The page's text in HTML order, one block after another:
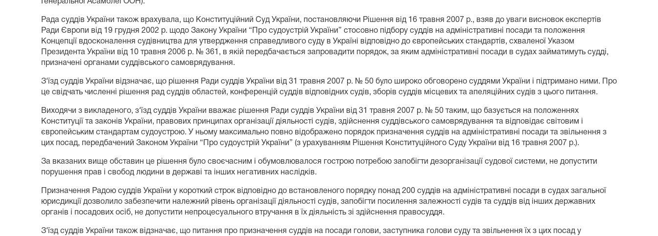
Генеральної Асамблеї ООН).
Рада суддів України також врахувала, що Конституційний Суд України, постановляючи Рішення від 16 травня 2007 р., взяв до уваги висновок експертів
Ради Європи від 19 грудня 2002 р. щодо Закону України “Про судоустрій України” стосовно підбору суддів на адміністративні посади та положення
Концепції вдосконалення судівництва для утвердження справедливого суду в Україні відповідно до європейських стандартів, схваленої Указом
Президента України від 10 травня 2006 р. № 361, в якій передбачається запровадити порядок, за яким адміністративні посади в судах займатимуть судді,
призначені органами суддівського самоврядування.
З‘їзд суддів України відзначає, що рішення Ради суддів України від 31 травня 2007 р. № 50 було широко обговорено суддями України і підтримано ними. Про
це свідчать численні рішення рад суддів областей, конференцій суддів відповідних судів, зборів суддів місцевих та апеляційних судів з цього питання.
Виходячи з викладеного, з‘їзд суддів України вважає рішення Ради суддів України від 31 травня 2007 р. № 50 таким, що базується на положеннях
Конституції та законів України, правових принципах організації діяльності судів, здійснення суддівського самоврядування та відповідає світовим і
європейським стандартам судоустрою. У ньому максимально повно відображено порядок призначення суддів на адміністративні посади та звільнення з
цих посад, передбачений Законом України “Про судоустрій України” (з урахуванням Рішення Конституційного Суду України від 16 травня 2007 р.).
За вказаних вище обставин це рішення було своєчасним і обумовлювалося гострою потребою запобігти дезорганізації судової системи, не допустити
порушення прав і свобод людини в державі та інших негативних наслідків.
Призначення Радою суддів України у короткий строк відповідно до встановленого порядку понад 200 суддів на адміністративні посади в судах загальної
юрисдикції дозволило забезпечити належний рівень організації діяльності судів, запобігти посилення залежності судів та суддів від інших державних
органів і посадових осіб, не допустити непроцесуального втручання в їх діяльність зі здійснення правосуддя.
З‘їзд суддів України також відзначає, що питання про призначення суддів на посади голови, заступника голови суду та звільнення їх з цих посад у